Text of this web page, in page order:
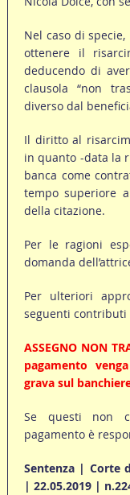
Nel caso di
ottenere il
deducendo di
clausola “non
diverso dal
Il diritto al
in quanto -data la
banca come
tempo superiore
della citazione.
Per le ragioni
domanda
Per ulteriori
seguenti
ASSEGNO NON
pagamento
grava sul
Se questi non
pagamento è
Sentenza | Corte
| 22.05.2019 |